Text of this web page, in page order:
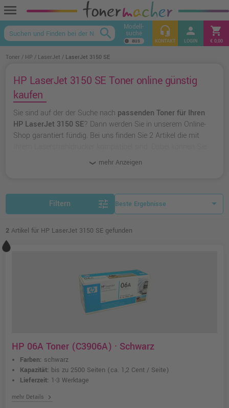
menu
keyboard_arrow_up
search Modell-
suche headset_mic
KONTAKT
person
LOGIN
shopping_cart
€ 0,00
Toner HP LaserJet LaserJet 3150 SE
HP LaserJet 3150 SE Toner online günstig
kaufen
Sie sind auf der der Suche nach passenden Toner für Ihren
HP LaserJet 3150 SE? Dann werden Sie in unserem Online-
Shop garantiert fündig. Bei uns finden Sie 2 Artikel die mit
wählen oder zu
mehr Anzeigen
Filtern tune
2 Artikel für HP LaserJet 3150 SE gefunden
HP 06A Toner (C3906A) · Schwarz
Farben: schwarz
Kapazität: bis zu 2500 Seiten (ca. 1,2 Cent / Seite)
Lieferzeit: 1-3 Werktage
mehr Details chevron_right